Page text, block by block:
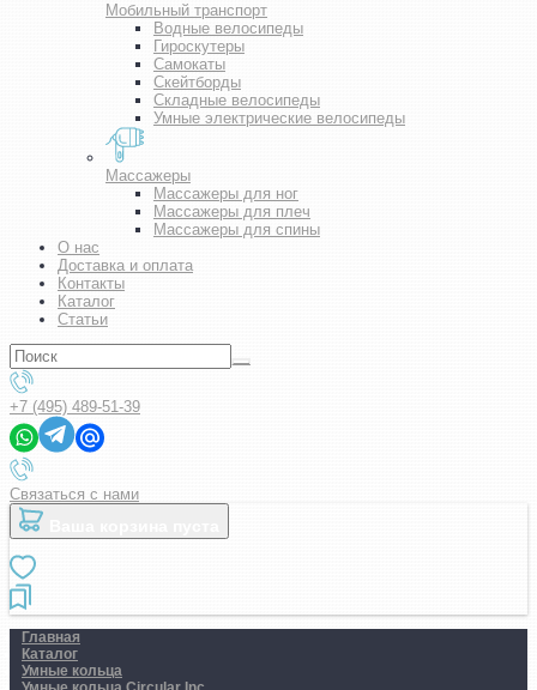
Мобильный транспорт
Водные велосипеды
Гироскутеры
Самокаты
Скейтборды
Складные велосипеды
Умные электрические велосипеды
Массажеры
Массажеры для ног
Массажеры для плеч
Массажеры для спины
О нас
Доставка и оплата
Контакты
Каталог
Статьи
+7 (495) 489-51-39
Связаться с нами
Главная
Каталог
Умные кольца